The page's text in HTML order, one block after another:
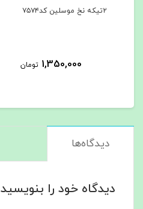
۲تیکه نخ موسلین کد۷۵۷۴
1,350,000 تومان
دیدگاه‌ها
دیدگاه خود را بنویسید